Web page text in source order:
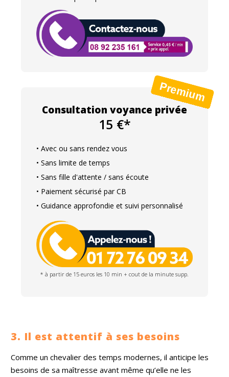
Consultation voyance privée
15 €*
• Avec ou sans rendez vous
• Sans limite de temps
• Sans fille d'attente / sans écoute
• Paiement sécurisé par CB
• Guidance approfondie et suivi personnalisé
* à partir de 15 euros les 10 min + cout de la minute supp.
3. Il est attentif à ses besoins
Comme un chevalier des temps modernes, il anticipe les
besoins de sa maîtresse avant même qu’elle ne les